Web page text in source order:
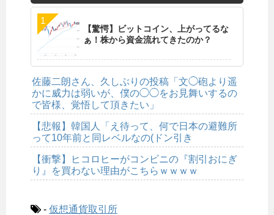
【驚愕】ビットコイン、上がってるな
ぁ！株から資金流れてきたのか？
佐藤二朗さん、久しぶりの投稿「文◯砲より遥
かに威力は弱いが、僕の◯◯をお見舞いするの
で皆様、覚悟して頂きたい」
【悲報】韓国人「え待って、何で日本の避難所
って10年前と同レベルなの(ドン引き
【衝撃】ヒコロヒーがコンビニの『割引おにぎ
り』を買わない理由がこちらｗｗｗｗ
- 仮想通貨取引所